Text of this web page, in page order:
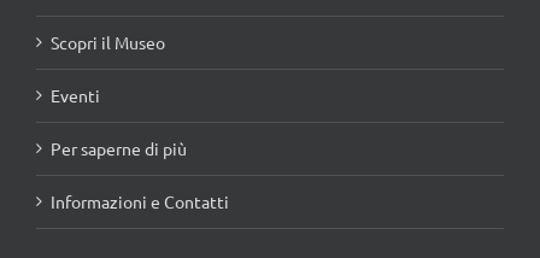
Scopri il Museo
Eventi
Per saperne di più
Informazioni e Contatti